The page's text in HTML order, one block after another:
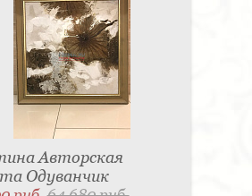
Авторская
Одуванчик